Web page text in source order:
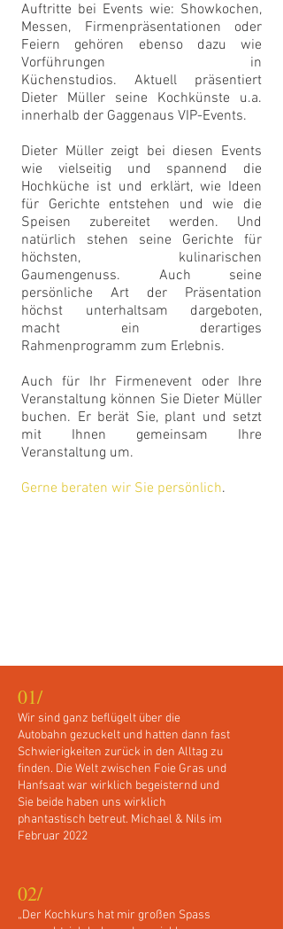
Auftritte bei Events wie: Showkochen,
Messen, Firmenpräsentationen oder
Feiern gehören ebenso dazu wie
Vorführungen in
Küchenstudios. Aktuell präsentiert
Dieter Müller seine Kochkünste u.a.
innerhalb der Gaggenaus VIP-Events.
Dieter Müller zeigt bei diesen Events
wie vielseitig und spannend die
Hochküche ist und erklärt, wie Ideen
für Gerichte entstehen und wie die
Speisen zubereitet werden. Und
natürlich stehen seine Gerichte für
höchsten, kulinarischen
Gaumengenuss. Auch seine
persönliche Art der Präsentation
höchst unterhaltsam dargeboten,
macht ein derartiges
Rahmenprogramm zum Erlebnis.
Auch für Ihr Firmenevent oder Ihre
Veranstaltung können Sie Dieter Müller
buchen. Er berät Sie, plant und setzt
mit Ihnen gemeinsam Ihre
Veranstaltung um.
Gerne beraten wir Sie persönlich.
01/
Wir sind ganz beflügelt über die
Autobahn gezuckelt und hatten dann fast
Schwierigkeiten zurück in den Alltag zu
finden. Die Welt zwischen Foie Gras und
Hanfsaat war wirklich begeisternd und
Sie beide haben uns wirklich
phantastisch betreut. Michael & Nils im
Februar 2022
02/
„Der Kochkurs hat mir großen Spass